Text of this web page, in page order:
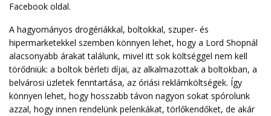
Facebook oldal.
A hagyományos drogériákkal, boltokkal, szuper- és
hipermarketekkel szemben könnyen lehet, hogy a Lord Shopnál
alacsonyabb árakat találunk, mivel itt sok költséggel nem kell
törődniük: a boltok bérleti díjai, az alkalmazottak a boltokban, a
belvárosi üzletek fenntartása, az óriási reklámköltségek. Így
könnyen lehet, hogy hosszabb távon nagyon sokat spórolunk
azzal, hogy innen rendelünk pelenkákat, törlőkendőket, de akár